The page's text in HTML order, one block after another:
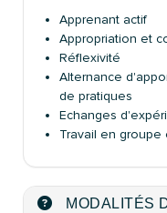
Apprenant actif
Appropriation et
Réflexivité
Alternance
de pratiques
Echanges
Travail en groupe
MODALITÉS